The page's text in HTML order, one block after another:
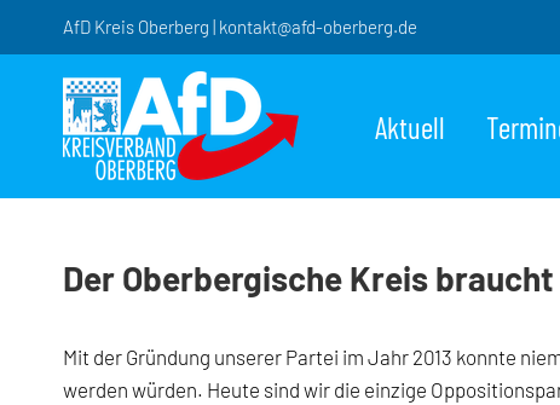
springen
AfD Kreis Oberberg | kontakt@afd-oberberg.de
Aktuell
Der Oberbergische Kreis braucht
Mit der Gründung unserer Partei im Jahr 2013 konnte
werden würden. Heute sind wir die einzige